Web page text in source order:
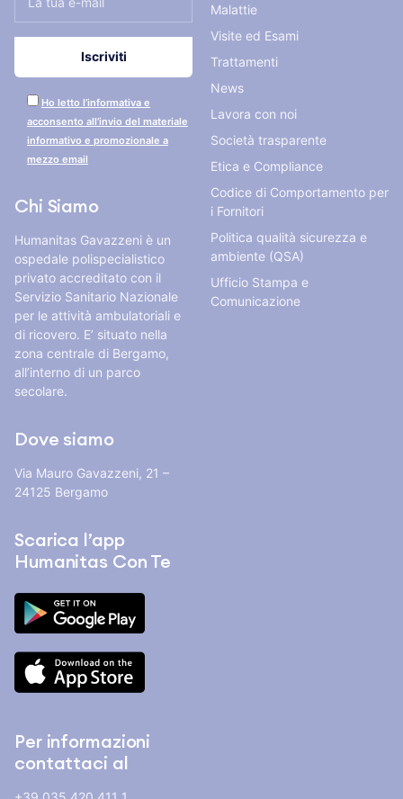
Ho letto l’informativa e
acconsento all’invio del materiale
informativo e promozionale a
mezzo email
Chi Siamo
Humanitas Gavazzeni è un
ospedale polispecialistico
privato accreditato con il
Servizio Sanitario Nazionale
per le attività ambulatoriali e
di ricovero. E’ situato nella
zona centrale di Bergamo,
all’interno di un parco
secolare.
Dove siamo
Via Mauro Gavazzeni, 21 –
24125 Bergamo
Scarica l’app
Humanitas Con Te
Per informazioni
contattaci al
Malattie
Visite ed Esami
Trattamenti
News
Lavora con noi
Società trasparente
Etica e Compliance
Codice di Comportamento per
i Fornitori
Politica qualità sicurezza e
ambiente (QSA)
Ufficio Stampa e
Comunicazione